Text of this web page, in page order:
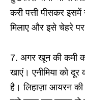
करी पत्ती पीसकर
मिलाए और इसे चेहरे
7. अगर खून की कमी
खाएं। एनीमिया को दूर
है। लिहाज़ा आयरन की